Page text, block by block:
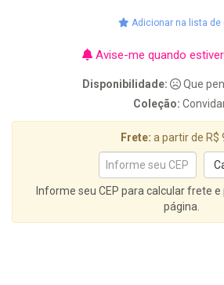
Adicionar na lista de
Avise-me quando
Disponibilidade:
Que
Coleção:
Frete: a partir de R$
Informe seu CEP para calcular frete
página.